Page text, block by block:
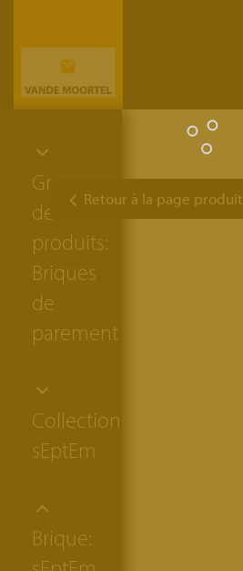
Groupe
de
produits:
Briques
de
parement
Collection:
sEptEm
Brique:
Retour à la page produit